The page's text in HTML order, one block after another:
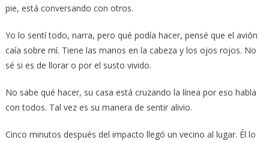
pie, está conversando con otros.
Yo lo sentí todo, narra, pero qué podía hacer, pensé que el avión
caía sobre mí. Tiene las manos en la cabeza y los ojos rojos. No
sé si es de llorar o por el susto vivido.
No sabe qué hacer, su casa está cruzando la línea por eso habla
con todos. Tal vez es su manera de sentir alivio.
Cinco minutos después del impacto llegó un vecino al lugar. Él lo